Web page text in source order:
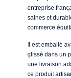
entreprise
saines et
commerce
Il est emballé
glissé dans un
une livraison
ce produit